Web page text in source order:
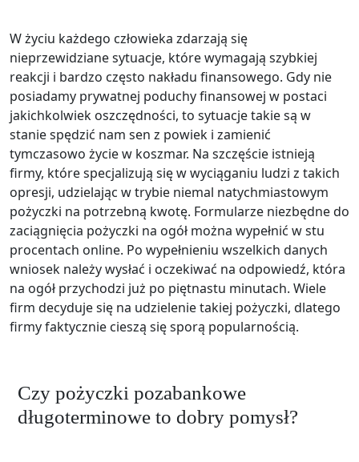
W życiu każdego człowieka zdarzają się
nieprzewidziane sytuacje, które wymagają szybkiej
reakcji i bardzo często nakładu finansowego. Gdy nie
posiadamy prywatnej poduchy finansowej w postaci
jakichkolwiek oszczędności, to sytuacje takie są w
stanie spędzić nam sen z powiek i zamienić
tymczasowo życie w koszmar. Na szczęście istnieją
firmy, które specjalizują się w wyciąganiu ludzi z takich
opresji, udzielając w trybie niemal natychmiastowym
pożyczki na potrzebną kwotę. Formularze niezbędne do
zaciągnięcia pożyczki na ogół można wypełnić w stu
procentach online. Po wypełnieniu wszelkich danych
wniosek należy wysłać i oczekiwać na odpowiedź, która
na ogół przychodzi już po piętnastu minutach. Wiele
firm decyduje się na udzielenie takiej pożyczki, dlatego
firmy faktycznie cieszą się sporą popularnością.
Czy pożyczki pozabankowe
długoterminowe to dobry pomysł?